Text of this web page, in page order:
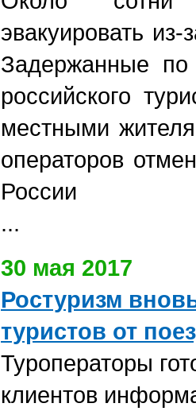
эвакуировать
Задержанные по
российского
местными
операторов
России
...
30 мая 2017
Ростуризм
туристов от
Туроператоры
клиентов